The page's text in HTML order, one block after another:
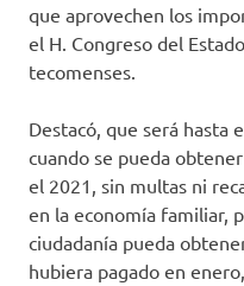
que aprovechen los
el H. Congreso del
tecomenses.
Destacó, que será hasta
cuando se pueda
el 2021, sin multas ni
en la economía familiar,
ciudadanía pueda
hubiera pagado en